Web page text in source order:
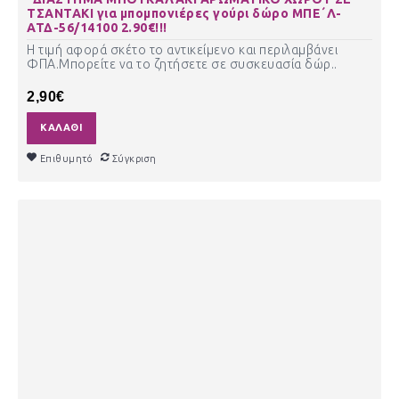
ΤΣΑΝΤΑΚΙ για μπομπονιέρες γούρι δώρο ΜΠΕ΄Λ-
ΑΤΔ-56/14100 2.90€!!!
Η τιμή αφορά σκέτο το αντικείμενο και περιλαμβάνει
ΦΠΑ.Μπορείτε να το ζητήσετε σε συσκευασία δώρ..
2,90€
ΚΑΛΆΘΙ
Επιθυμητό Σύγκριση